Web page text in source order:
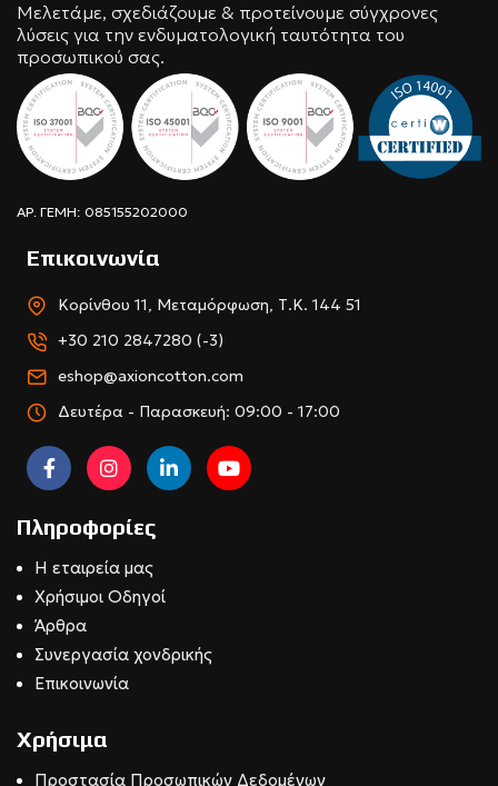
Μελετάμε, σχεδιάζουμε & προτείνουμε σύγχρονες
λύσεις για την ενδυματολογική ταυτότητα του
προσωπικού σας.
ΑΡ. ΓΕΜΗ: 085155202000
Επικοινωνία
Κορίνθου 11, Μεταμόρφωση, Τ.Κ. 144 51
+30 210 2847280 (-3)
eshop@axioncotton.com
Δευτέρα - Παρασκευή: 09:00 - 17:00
Πληροφορίες
Η εταιρεία μας
Χρήσιμοι Οδηγοί
Άρθρα
Συνεργασία χονδρικής
Επικοινωνία
Χρήσιμα
Προστασία Προσωπικών Δεδομένων